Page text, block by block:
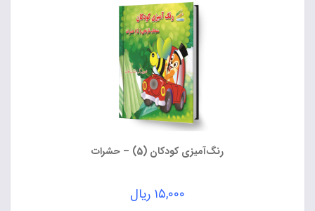
رنگ‌آمیزی کودکان (5) – حشرات
۱۵,۰۰۰ ریال